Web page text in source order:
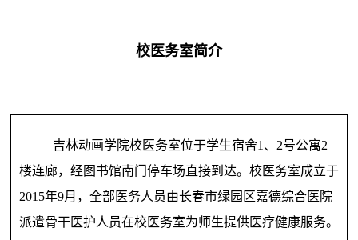
校医务室简介
吉林动画学院校医务室位于学生宿舍1、2号公寓2
楼连廊，经图书馆南门停车场直接到达。校医务室成立于
2015年9月，全部医务人员由长春市绿园区嘉德综合医院
派遣骨干医护人员在校医务室为师生提供医疗健康服务。